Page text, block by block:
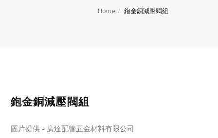
Home 鉋金銅減壓閥組
鉋金銅減壓閥組
圖片提供 - 廣達配管五金材料有限公司